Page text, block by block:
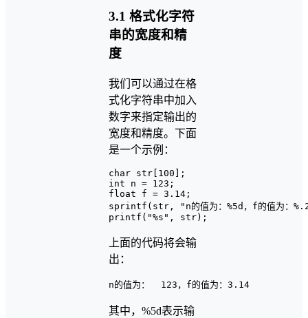
3.1 格式化字符
串的宽度和精
度
我们可以通过在格
式化字符串中加入
数字来指定输出的
宽度和精度。下面
是一个示例：
char str[100];
int n = 123;
float f = 3.14;
sprintf(str, "n的值为：%5d，f的值为
上面的代码将会输
出：
其中，%5d表示输